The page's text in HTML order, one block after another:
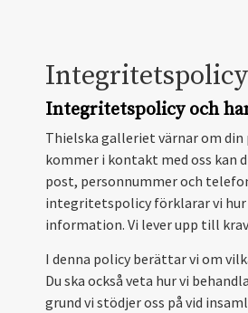
Integritetspolicy
Integritetspolicy och
Thielska galleriet värnar om
kommer i kontakt med oss kan
post, personnummer och
integritetspolicy förklarar vi hur
information. Vi lever upp till
I denna policy berättar vi om
Du ska också veta hur vi
grund vi stödjer oss på vid